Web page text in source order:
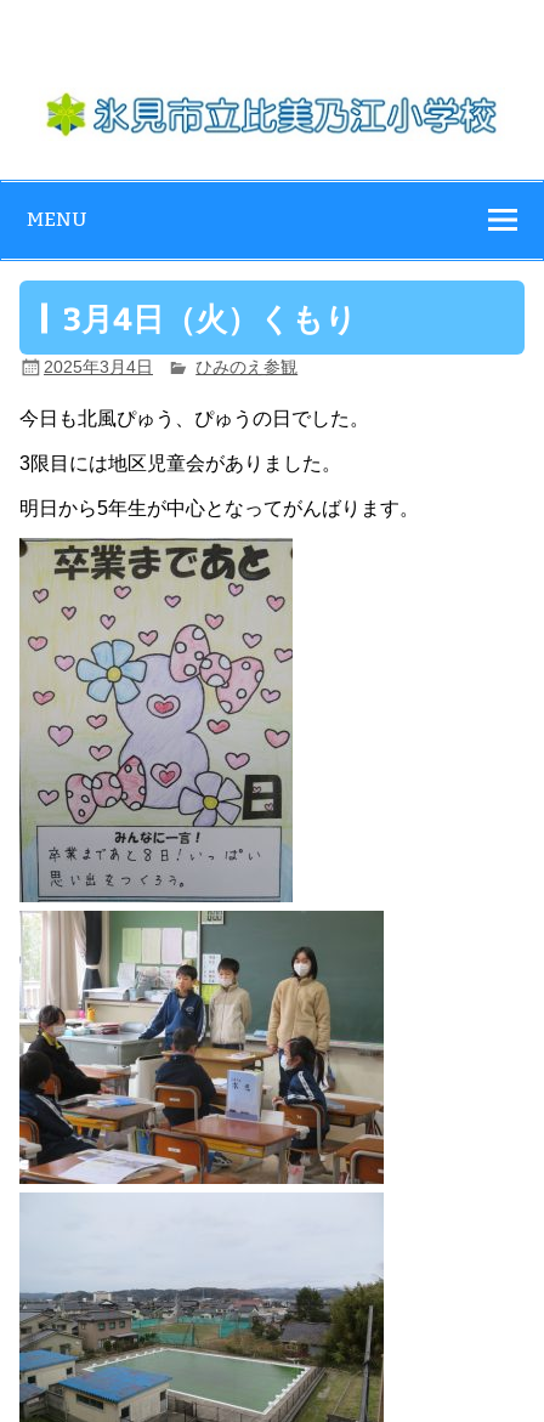
content
江小学校
MENU
3月4日（火）くもり
2025年3月4日 ひみのえ参観
今日も北風ぴゅう、ぴゅうの日でした。
3限目には地区児童会がありました。
明日から5年生が中心となってがんばります。